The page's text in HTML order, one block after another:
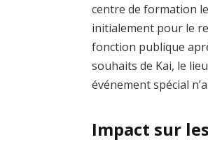
centre de formation
initialement pour le
fonction publique
souhaits de Kai, le
événement spécial
Impact sur